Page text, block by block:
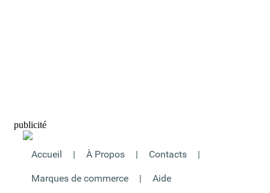
publicité
Accueil | À Propos | Contacts |
Marques de commerce | Aide